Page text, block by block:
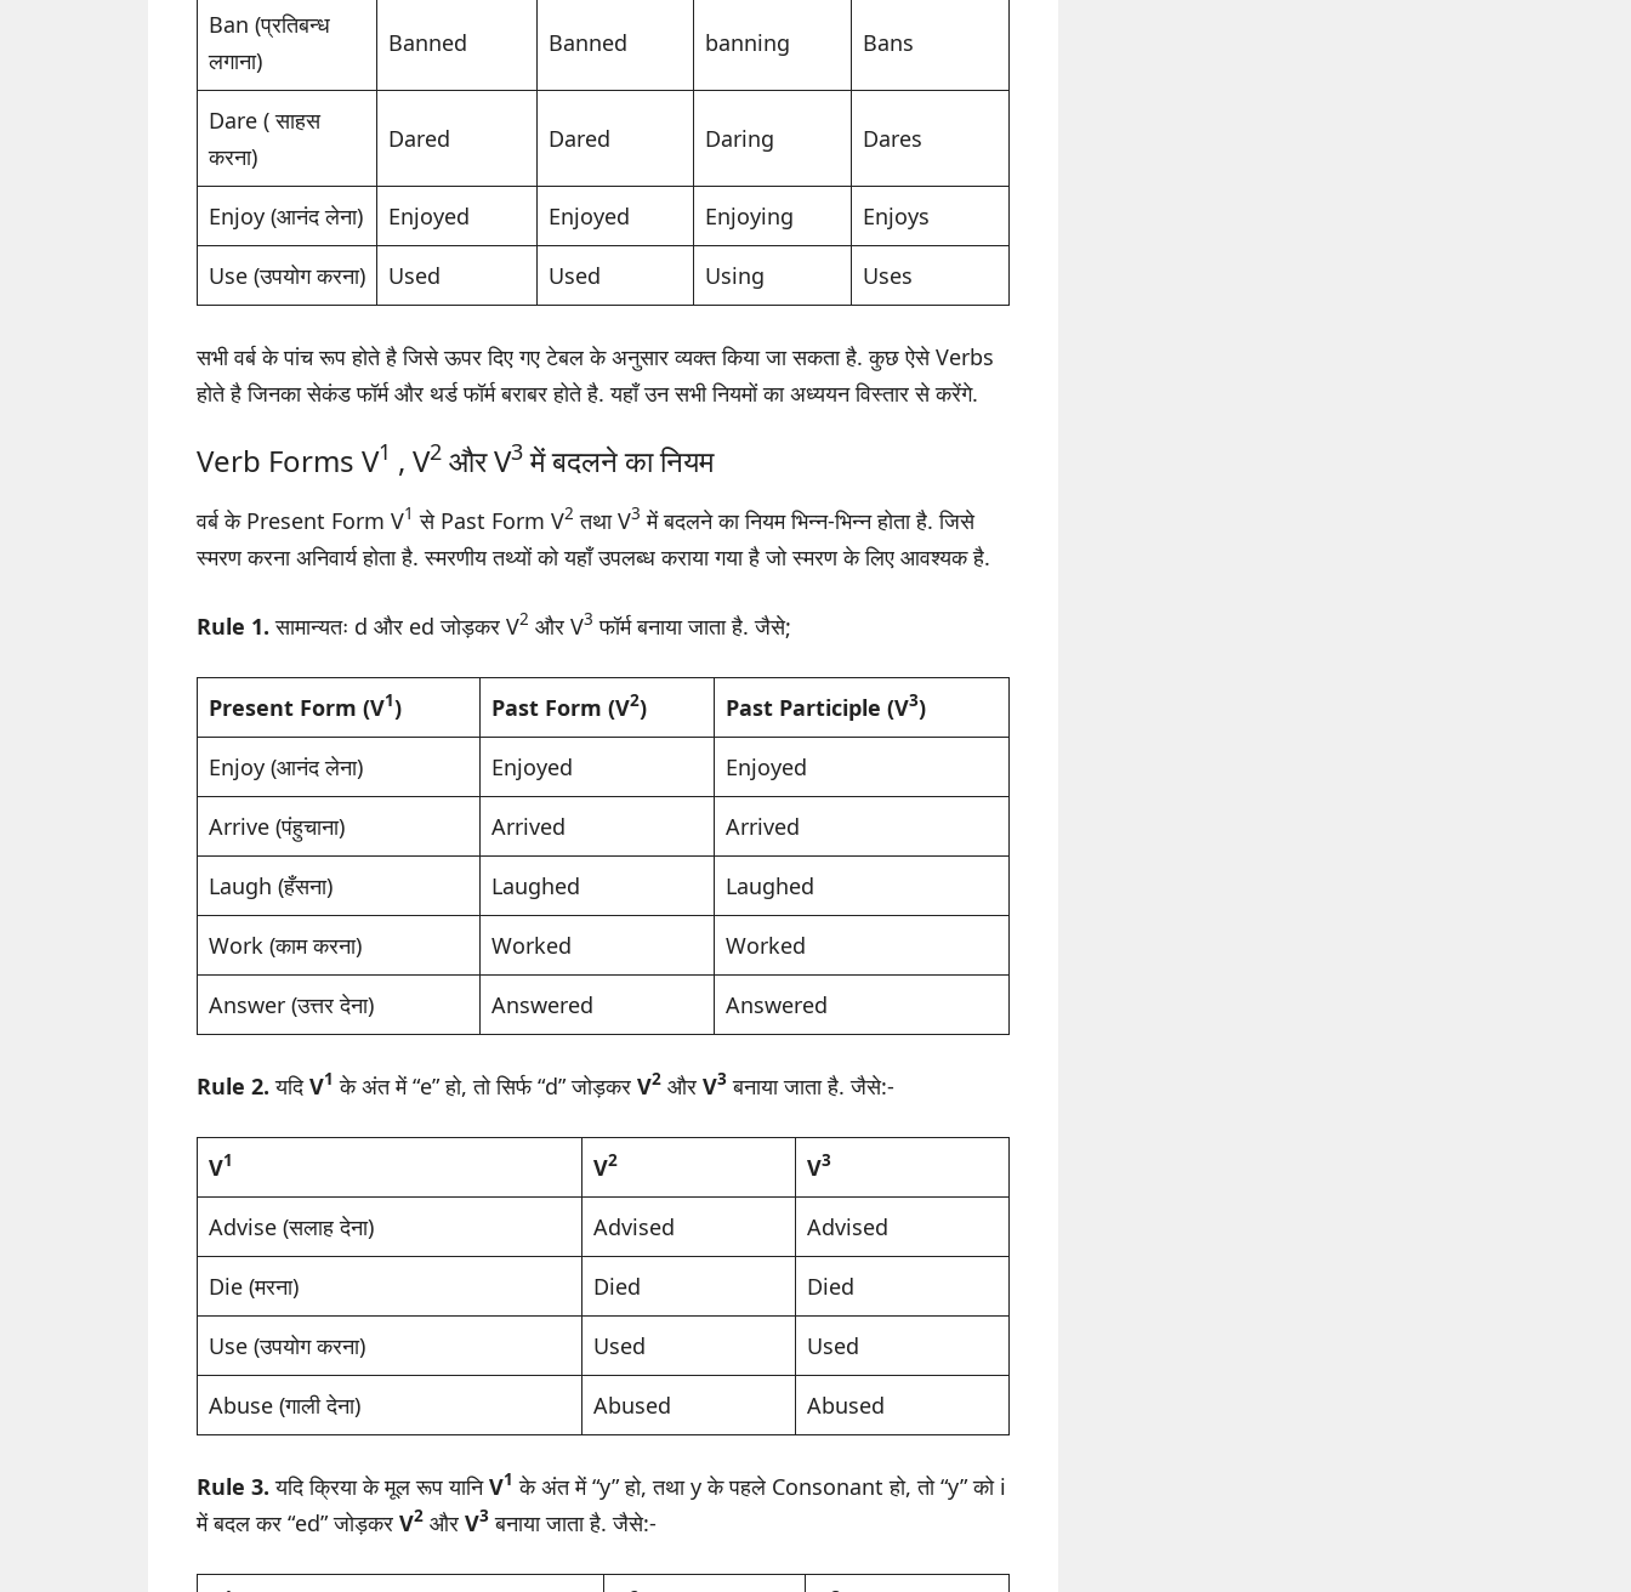
Ban (प्रतिबन्ध
लगाना)
Banned Banned banning Bans
Dare ( साहस
करना)
Dared Dared Daring Dares
Enjoy (आनंद लेना) Enjoyed Enjoyed Enjoying Enjoys
Use (उपयोग करना) Used Used Using Uses
सभी वर्ब के पांच रूप होते है जिसे ऊपर दिए गए टेबल के अनुसार व्यक्त किया जा सकता है. कुछ ऐसे Verbs
होते है जिनका सेकंड फॉर्म और थर्ड फॉर्म बराबर होते है. यहाँ उन सभी नियमों का अध्ययन विस्तार से करेंगे.
Verb Forms V1 , V2 और V3 में बदलने का नियम
वर्ब के Present Form V1 से Past Form V2 तथा V3 में बदलने का नियम भिन्न-भिन्न होता है. जिसे
स्मरण करना अनिवार्य होता है. स्मरणीय तथ्यों को यहाँ उपलब्ध कराया गया है जो स्मरण के लिए आवश्यक है.
Rule 1. सामान्यतः d और ed जोड़कर V2 और V3 फॉर्म बनाया जाता है. जैसे;
Present Form (V1) Past Form (V2) Past Participle (V3)
Enjoy (आनंद लेना) Enjoyed Enjoyed
Arrive (पंहुचाना) Arrived Arrived
Laugh (हँसना) Laughed Laughed
Work (काम करना) Worked Worked
Answer (उत्तर देना) Answered Answered
Rule 2. यदिV1 के अंत में “e” हो, तो सिर्फ “d” जोड़कर V2 और V3 बनाया जाता है. जैसे:-
V1 V2 V3
Advise (सलाह देना) Advised Advised
Die (मरना) Died Died
Use (उपयोग करना) Used Used
Abuse (गाली देना) Abused Abused
Rule 3. यदि क्रिया के मूल रूप यानिV1 के अंत में “y” हो, तथा y के पहले Consonant हो, तो “y” को i
में बदल कर “ed” जोड़कर V2 और V3 बनाया जाता है. जैसे:-